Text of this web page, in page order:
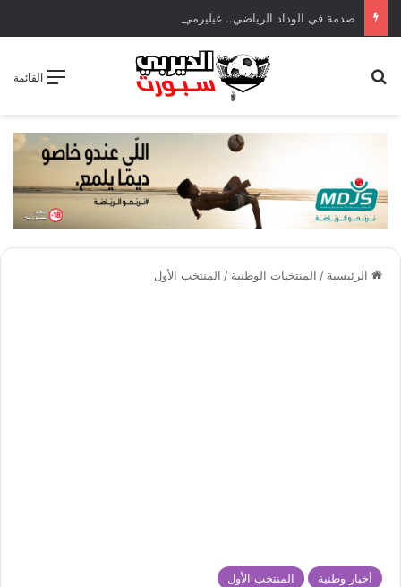
القائمة
الرئيسية / المنتخبات الوطنية / المنتخب الأول
أخبار وطنية المنتخب الأول